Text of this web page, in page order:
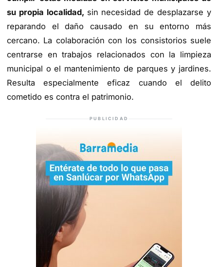
su propia localidad, sin necesidad de desplazarse y
reparando el daño causado en su entorno más
cercano. La colaboración con los consistorios suele
centrarse en trabajos relacionados con la limpieza
municipal o el mantenimiento de parques y jardines.
Resulta especialmente eficaz cuando el delito
cometido es contra el patrimonio.
PUBLICIDAD